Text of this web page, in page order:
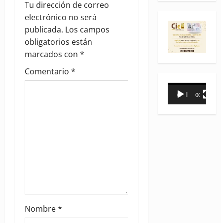
a
t
i
o
Tu dirección de correo
electrónico no será
publicada. Los campos
obligatorios están
marcados con *
Comentario *
Nombre*
Reproductor
00:00 00:31